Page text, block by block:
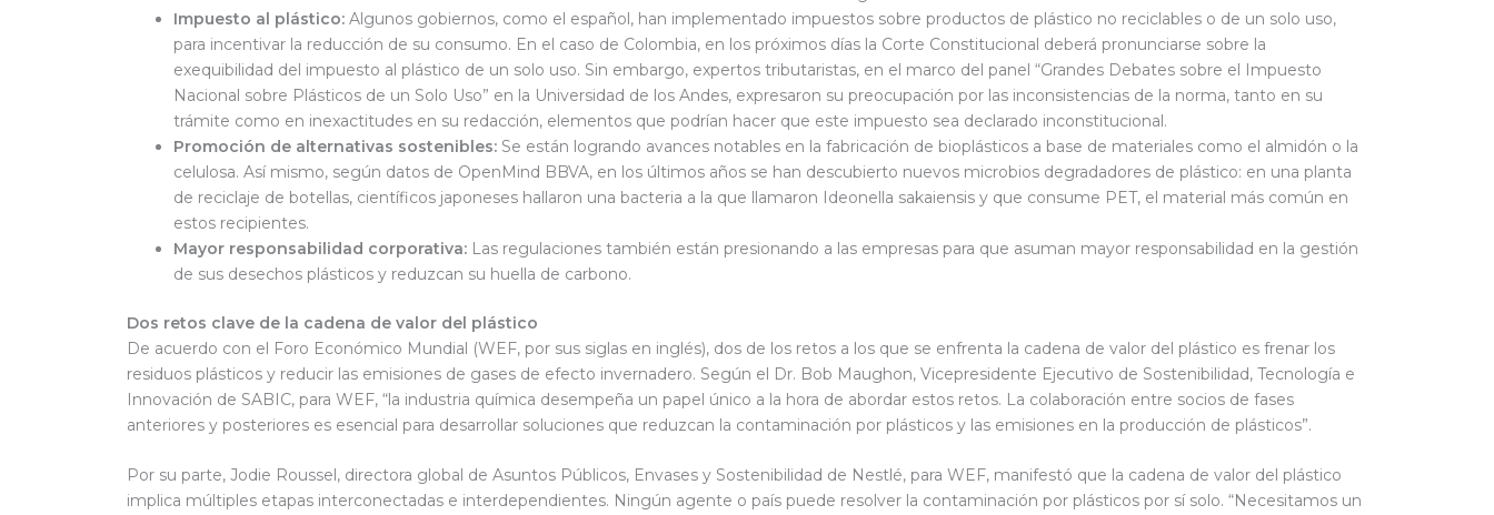
Impuesto al plástico: Algunos gobiernos, como el español, han implementado impuestos sobre productos de plástico no reciclables o de un solo uso,
para incentivar la reducción de su consumo. En el caso de Colombia, en los próximos días la Corte Constitucional deberá pronunciarse sobre la
exequibilidad del impuesto al plástico de un solo uso. Sin embargo, expertos tributaristas, en el marco del panel “Grandes Debates sobre el Impuesto
Nacional sobre Plásticos de un Solo Uso” en la Universidad de los Andes, expresaron su preocupación por las inconsistencias de la norma, tanto en su
trámite como en inexactitudes en su redacción, elementos que podrían hacer que este impuesto sea declarado inconstitucional.
Promoción de alternativas sostenibles: Se están logrando avances notables en la fabricación de bioplásticos a base de materiales como el almidón o la
celulosa. Así mismo, según datos de OpenMind BBVA, en los últimos años se han descubierto nuevos microbios degradadores de plástico: en una planta
de reciclaje de botellas, científicos japoneses hallaron una bacteria a la que llamaron Ideonella sakaiensis y que consume PET, el material más común en
estos recipientes.
Mayor responsabilidad corporativa: Las regulaciones también están presionando a las empresas para que asuman mayor responsabilidad en la gestión
de sus desechos plásticos y reduzcan su huella de carbono.
Dos retos clave de la cadena de valor del plástico
De acuerdo con el Foro Económico Mundial (WEF, por sus siglas en inglés), dos de los retos a los que se enfrenta la cadena de valor del plástico es frenar los
residuos plásticos y reducir las emisiones de gases de efecto invernadero. Según el Dr. Bob Maughon, Vicepresidente Ejecutivo de Sostenibilidad, Tecnología e
Innovación de SABIC, para WEF, “la industria química desempeña un papel único a la hora de abordar estos retos. La colaboración entre socios de fases
anteriores y posteriores es esencial para desarrollar soluciones que reduzcan la contaminación por plásticos y las emisiones en la producción de plásticos”.
Por su parte, Jodie Roussel, directora global de Asuntos Públicos, Envases y Sostenibilidad de Nestlé, para WEF, manifestó que la cadena de valor del plástico
implica múltiples etapas interconectadas e interdependientes. Ningún agente o país puede resolver la contaminación por plásticos por sí solo. “Necesitamos un